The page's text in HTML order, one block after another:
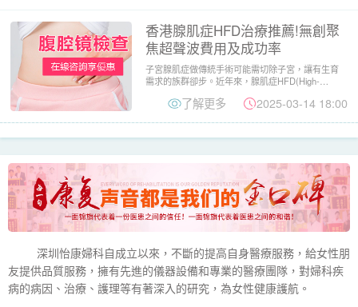
香港腺肌症HFD治療推薦!無創聚
焦超聲波費用及成功率
子宮腺肌症做傳統手術可能需切除子宮，讓有生育
需求的族群卻步。近年來，​腺肌症HFD​(High-
了解更多 2025-03-14 18:00
深圳怡康婦科自成立以來，不斷的提高自身醫療服務，給女性朋
友提供品質服務，擁有先進的儀器設備和專業的醫療團隊，對婦科疾
病的病因、治療、護理等有著深入的研究，為女性健康護航。